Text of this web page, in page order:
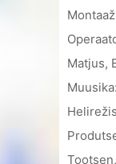
Matjus,